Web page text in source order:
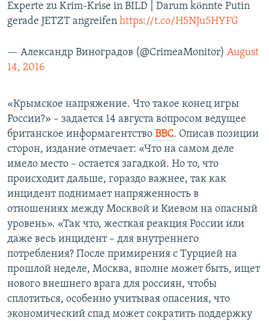
Experte zu Krim-Krise in BILD | Darum könnte Putin
gerade JETZT angreifen https://t.co/H5NJu5HYFG
— Александр Виноградов (@CrimeaMonitor) August
14, 2016
«Крымское напряжение. Что такое конец игры
России?» – задается 14 августа вопросом ведущее
британское информагентство ВВС. Описав позиции
сторон, издание отмечает: «Что на самом деле
имело место – остается загадкой. Но то, что
происходит дальше, гораздо важнее, так как
инцидент поднимает напряженность в
отношениях между Москвой и Киевом на опасный
уровень». «Так что, жесткая реакция России или
даже весь инцидент – для внутреннего
потребления? После примирения с Турцией на
прошлой неделе, Москва, вполне может быть, ищет
нового внешнего врага для россиян, чтобы
сплотиться, особенно учитывая опасения, что
экономический спад может сократить поддержку